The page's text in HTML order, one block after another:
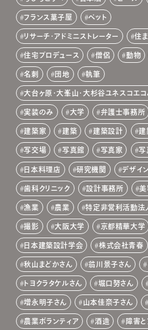
フランス菓子屋 ペット
リサーチ・アドミニストレーター 住
住宅プロデュース 僧侶 動物
名刺 団地 執筆
大台ヶ原・大峯山・大杉谷ユネスコエコ
実装のみ 大学 弁護士事務所
建築家 建築 建築設計 建
写交場 写真館 写真家 写
日本料理店 研究機関 デザイ
歯科クリニック 設計事務所 美
漁業 農業 特定非営利活動法
撮影 大阪大学 京都精華大学
日本建築設計学会 株式会社青春
秋山まどかさん 翁川景子さん
トヨクラタケルさん 堀口努さん
増永明子さん 山本佳奈子さん
農業ボランティア 酒造 障害